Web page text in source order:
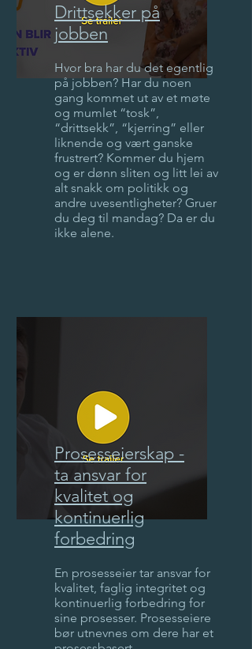
Drittsekker på
jobben
Hvor bra har du det egentlig
på jobben? Har du noen
gang kommet ut av et møte
og mumlet “tosk”,
“drittsekk”, “kjerring” eller
liknende og vært ganske
frustrert? Kommer du hjem
og er dønn sliten og litt lei av
alt snakk om politikk og
andre uvesentligheter? Gruer
du deg til mandag? Da er du
ikke alene.
Prosesseierskap -
ta ansvar for
kvalitet og
kontinuerlig
forbedring
En prosesseier tar ansvar for
kvalitet, faglig integritet og
kontinuerlig forbedring for
sine prosesser. Prosesseiere
bør utnevnes om dere har et